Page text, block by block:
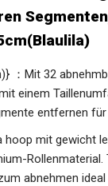
：Mit 32
einem
entfernen
mit gewicht
abnehmen